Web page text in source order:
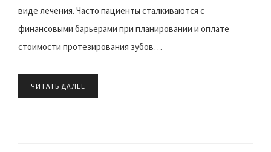
виде лечения. Часто пациенты сталкиваются с
финансовыми барьерами при планировании и оплате
стоимости протезирования зубов…
ЧИТАТЬ ДАЛЕЕ